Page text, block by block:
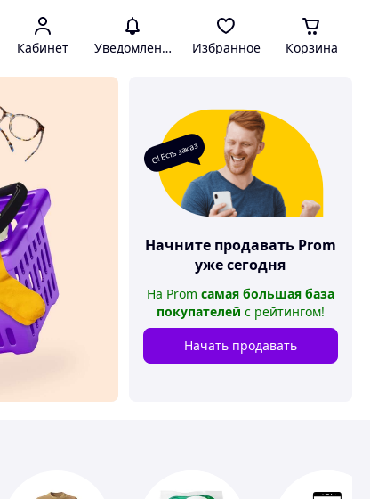
Кабинет Уведомления Избранное Корзина
О! Есть заказ
Начните продавать Prom
уже сегодня
На Prom самая большая база
покупателей с рейтингом!
Начать продавать